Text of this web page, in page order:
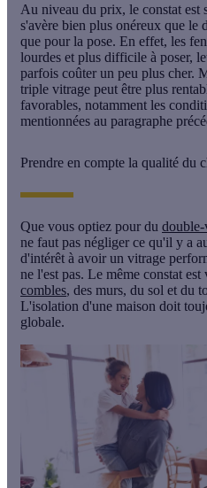
Au niveau du prix, le constat est
s'avère bien plus onéreux que le
que pour la pose. En effet, les
lourdes et plus difficile à poser,
parfois coûter un peu plus cher.
triple vitrage peut être plus
favorables, notamment les
mentionnées au paragraphe
Prendre en compte la qualité du
Que vous optiez pour du
ne faut pas négliger ce qu'il y a
d'intérêt à avoir un vitrage
ne l'est pas. Le même constat
combles, des murs, du sol et du
L'isolation d'une maison doit
globale.